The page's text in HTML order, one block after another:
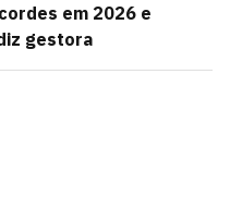
em 2026 e
gestora